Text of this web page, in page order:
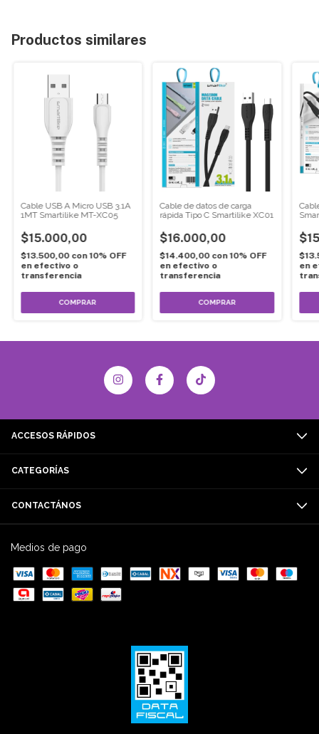
Productos similares
Cable USB A Micro USB 3.1A
1MT Smartilike MT-XC05
$15.000,00
$13.500,00 con 10% OFF
en efectivo o
transferencia
Cable de datos de carga
rápida Tipo C Smartilike XC01
$16.000,00
$14.400,00 con 10% OFF
en efectivo o
transferencia
en
ACCESOS RÁPIDOS
CATEGORÍAS
CONTACTÁNOS
Medios de pago